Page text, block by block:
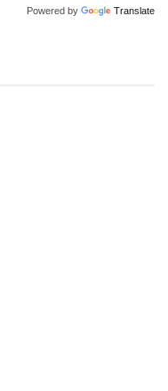
Powered by Translate